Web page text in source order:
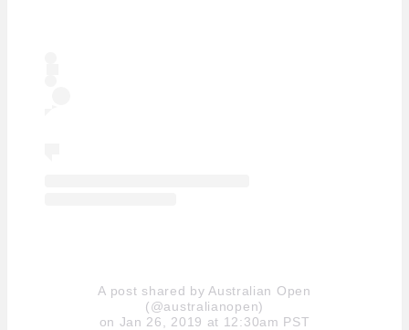
A post shared by Australian Open
(@australianopen)
on Jan 26, 2019 at 12:30am PST